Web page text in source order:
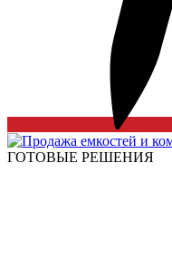
ГОТОВЫЕ РЕШЕНИЯ